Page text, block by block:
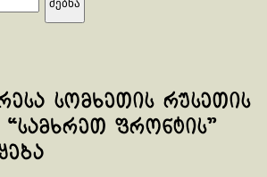
სომხეთის რუსეთის
“სამხრეთ ფრონტის”